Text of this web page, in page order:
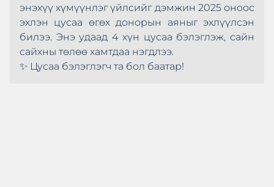
энэхүү хүмүүнлэг үйлсийг дэмжин 2025 оноос
эхлэн цусаа өгөх донорын аяныг эхлүүлсэн
билээ. Энэ удаад 4 хүн цусаа бэлэглэж, сайн
сайхны төлөө хамтдаа нэгдлээ.
✨ Цусаа бэлэглэгч та бол баатар!